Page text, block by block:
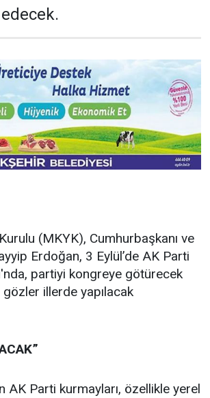
(MKYK), Cumhurbaşkanı ve
Erdoğan, 3 Eylül’de AK Parti
partiyi kongreye götürecek
gözler illerde yapılacak
AK Parti kurmayları, özellikle yerel